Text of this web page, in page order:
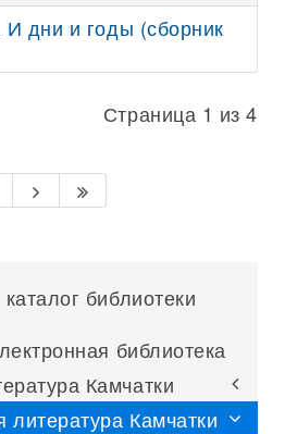
дни и годы (сборник
Страница 1 из 4
библиотеки
библиотека
Камчатки
литература Камчатки